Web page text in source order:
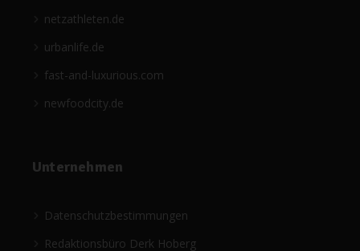
netzathleten.de
urbanlife.de
fast-and-luxurious.com
newfoodcity.de
Unternehmen
Datenschutzbestimmungen
Redaktionsbüro Derk Hoberg